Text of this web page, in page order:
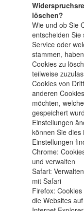
löschen?
Wie und ob Sie
entscheiden Sie
Service oder
stammen,
Cookies zu
teilweise
Cookies von
anderen
möchten,
gespeichert
Einstellungen
können Sie dies
Einstellungen
Chrome:
und verwalten
Safari:
mit Safari
Firefox:
die Websites